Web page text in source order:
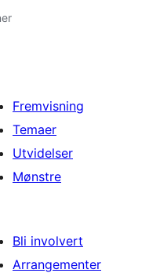
Fremvisning
Temaer
Utvidelser
Mønstre
Bli involvert
Arrangementer